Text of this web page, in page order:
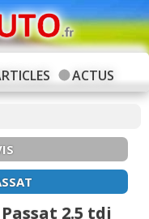
ACTUS
Passat 2.5 tdi